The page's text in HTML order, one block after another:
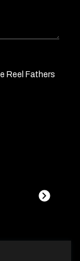
Reel Fathers